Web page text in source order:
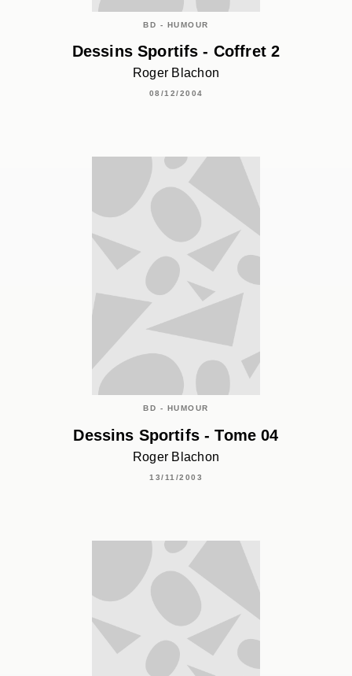
BD - HUMOUR
Dessins Sportifs - Coffret 2
Roger Blachon
08/12/2004
BD - HUMOUR
Dessins Sportifs - Tome 04
Roger Blachon
13/11/2003